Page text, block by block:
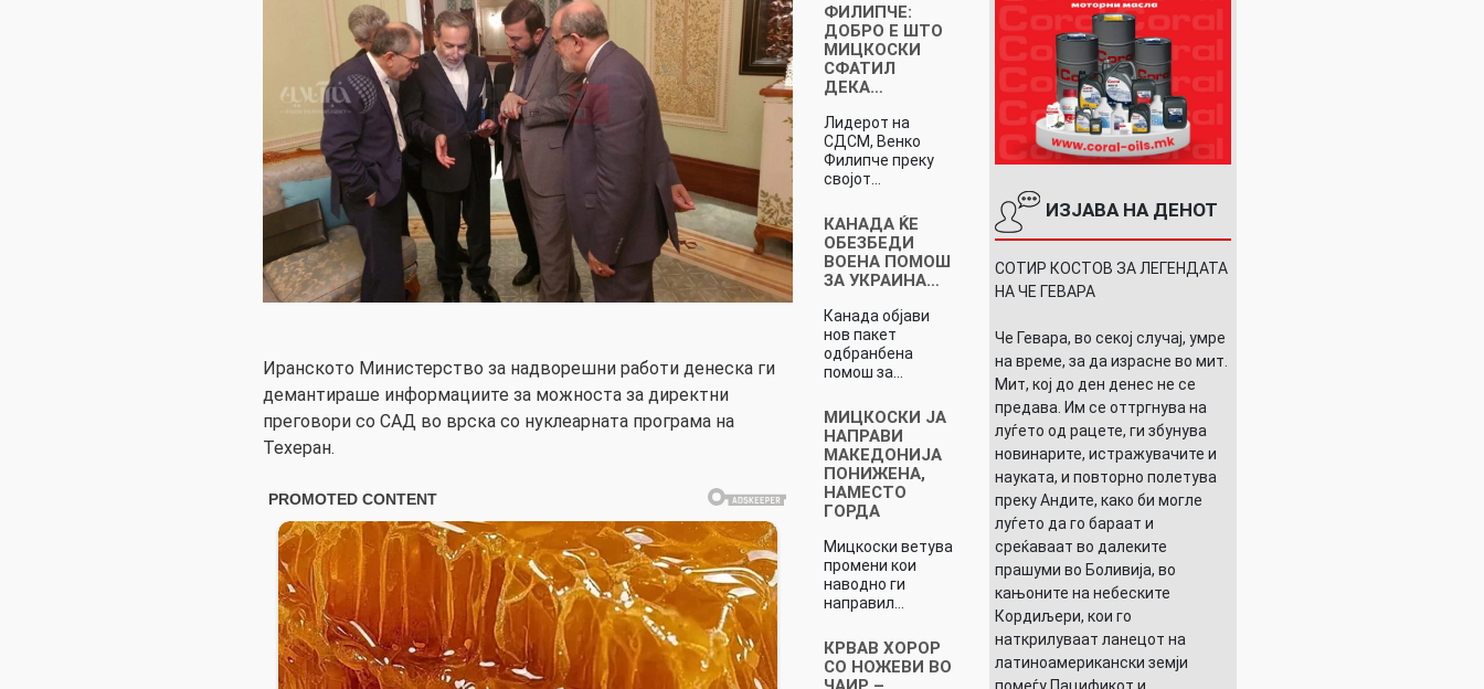
Иранското Министерство за надворешни работи денеска ги
демантираше информациите за можноста за директни
преговори со САД во врска со нуклеарната програма на
Техеран.
ФИЛИПЧЕ:
ДОБРО Е ШТО
МИЦКОСКИ
СФАТИЛ
ДЕКА…
Лидерот на
СДСМ, Венко
Филипче преку
својот…
КАНАДА ЌЕ
ОБЕЗБЕДИ
ВОЕНА ПОМОШ
ЗА УКРАИНА…
Канада објави
нов пакет
одбранбена
помош за…
МИЦКОСКИ ЈА
НАПРАВИ
МАКЕДОНИЈА
ПОНИЖЕНА,
НАМЕСТО
ГОРДА
Мицкоски ветува
промени кои
наводно ги
направил…
КРВАВ ХОРОР
СО НОЖЕВИ ВО
ИЗЈАВА НА ДЕНОТ
СОТИР КОСТОВ ЗА ЛЕГЕНДАТА
НА ЧЕ ГЕВАРА
Че Гевара, во секој случај, умре
на време, за да израсне во мит.
Мит, кој до ден денес не се
предава. Им се оттргнува на
луѓето од рацете, ги збунува
новинарите, истражувачите и
науката, и повторно полетува
преку Андите, како би могле
луѓето да го бараат и
среќаваат во далеките
прашуми во Боливија, во
кањоните на небеските
Кордиљери, кои го
наткрилуваат ланецот на
латиноамерикански земји